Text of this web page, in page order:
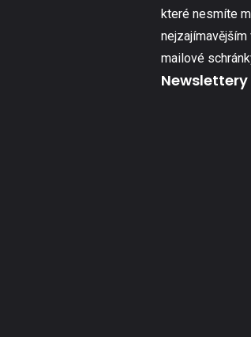
které nesmíte
mailové
Newslettery